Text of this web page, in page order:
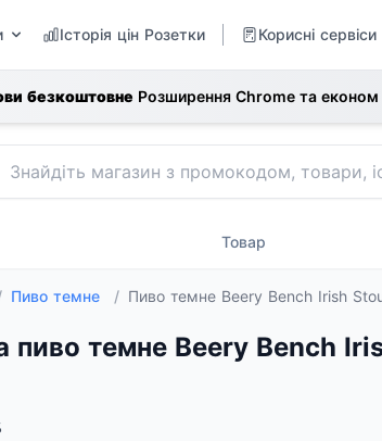
Історія цін Розетки Корисні сервіси
безкоштовне Розширення Chrome та економ
Товар
Пиво темне / Пиво темне Beery Bench Irish
пиво темне Beery Bench